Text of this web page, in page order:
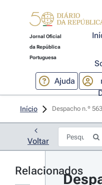
Jornal Oficial
da República
Portuguesa
Ajuda
Início Despacho n.º
Voltar
Relacionados